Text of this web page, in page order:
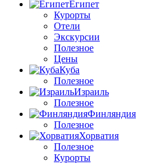
Египет
Курорты
Отели
Экскурсии
Полезное
Цены
Куба
Полезное
Израиль
Полезное
Финляндия
Полезное
Хорватия
Полезное
Курорты